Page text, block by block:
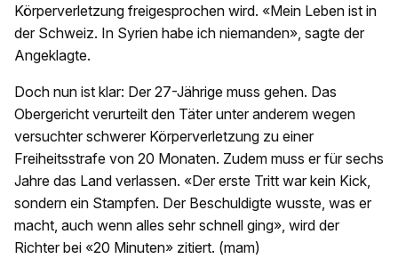
Körperverletzung freigesprochen wird. «Mein Leben ist in
der Schweiz. In Syrien habe ich niemanden», sagte der
Angeklagte.
Doch nun ist klar: Der 27-Jährige muss gehen. Das
Obergericht verurteilt den Täter unter anderem wegen
versuchter schwerer Körperverletzung zu einer
Freiheitsstrafe von 20 Monaten. Zudem muss er für sechs
Jahre das Land verlassen. «Der erste Tritt war kein Kick,
sondern ein Stampfen. Der Beschuldigte wusste, was er
macht, auch wenn alles sehr schnell ging», wird der
Richter bei «20 Minuten» zitiert. (mam)